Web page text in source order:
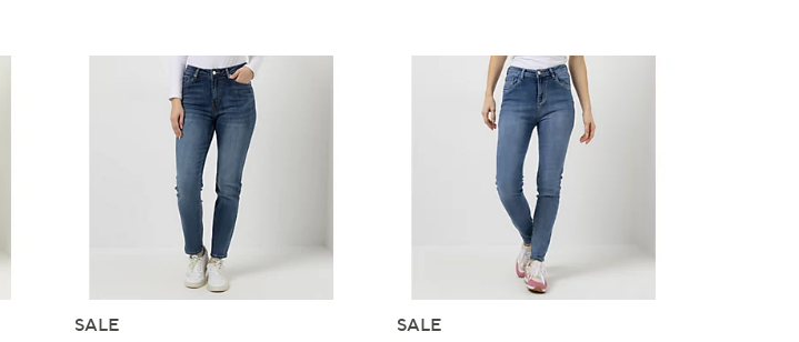
SALE
SALE